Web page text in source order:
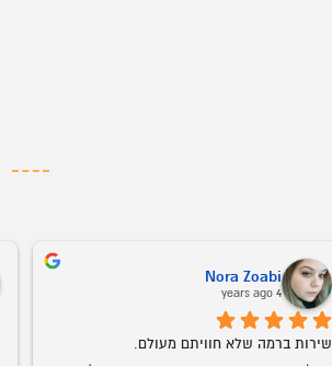
Nora Zoabi
4 years ago
שירות ברמה שלא חוויתם מעולם.